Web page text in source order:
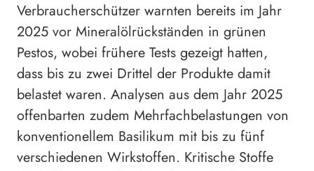
Verbraucherschützer warnten bereits im Jahr
2025 vor Mineralölrückständen in grünen
Pestos, wobei frühere Tests gezeigt hatten,
dass bis zu zwei Drittel der Produkte damit
belastet waren. Analysen aus dem Jahr 2025
offenbarten zudem Mehrfachbelastungen von
konventionellem Basilikum mit bis zu fünf
verschiedenen Wirkstoffen. Kritische Stoffe